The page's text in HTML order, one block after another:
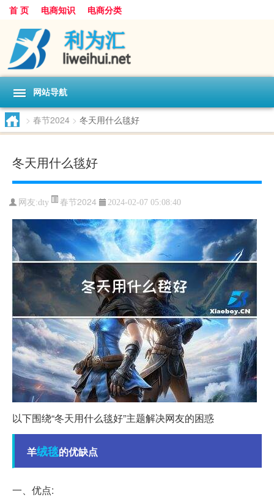
首 页 电商知识 电商分类
网站导航
> 春节2024 > 冬天用什么毯好
冬天用什么毯好
网友:dty 春节2024 2024-02-07 05:08:40
以下围绕“冬天用什么毯好”主题解决网友的困惑
羊绒毯的优缺点
一、优点: